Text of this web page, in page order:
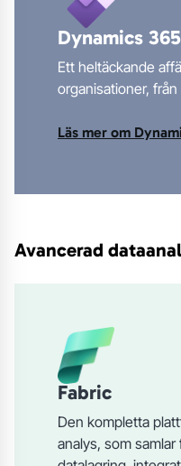
Dynamics
Ett heltäckande
organisationer,
Läs mer om
Avancerad
Fabric
Den kompletta
analys, som